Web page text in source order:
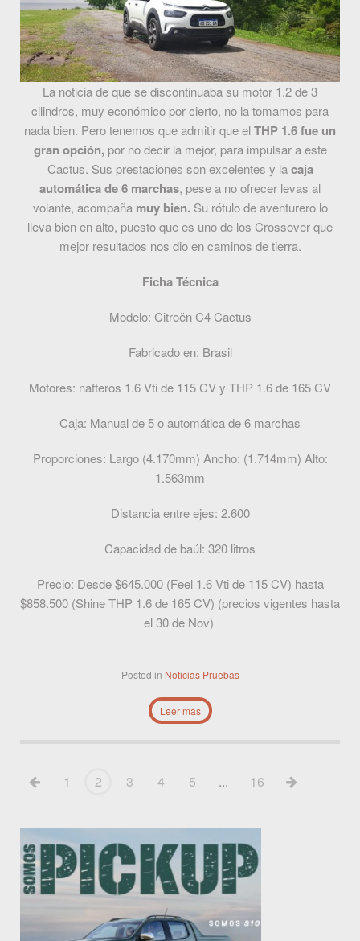
La noticia de que se discontinuaba su motor 1.2 de 3
cilindros, muy económico por cierto, no la tomamos para
nada bien. Pero tenemos que admitir que elTHP 1.6 fue un
gran opción, por no decir la mejor, para impulsar a este
Cactus. Sus prestaciones son excelentes y lacaja
automática de 6 marchas, pese a no ofrecer levas al
volante, acompaña muy bien. Su rótulo de aventurero lo
lleva bien en alto, puesto que es uno de los Crossover que
mejor resultados nos dio en caminos de tierra.
Ficha Técnica
Modelo: Citroën C4 Cactus
Fabricado en: Brasil
Motores: nafteros 1.6 Vti de 115 CV y THP 1.6 de 165 CV
Caja: Manual de 5 o automática de 6 marchas
Proporciones: Largo (4.170mm) Ancho: (1.714mm) Alto:
1.563mm
Distancia entre ejes: 2.600
Capacidad de baúl: 320 litros
Precio: Desde $645.000 (Feel 1.6 Vti de 115 CV) hasta
$858.500 (Shine THP 1.6 de 165 CV) (precios vigentes hasta
el 30 de Nov)
Posted in Noticias Pruebas
Leer más
1 2 3 4 5 ... 16